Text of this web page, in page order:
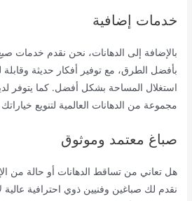
خدمات إضافية
بالإضافة إلى الدهانات، نحن نقدم خدمات
بأفضل الطرق، مع توفير أفكار حديثة
استغلال المساحة بشكل أفضل. كما يتوفر
مجموعة من الدهانات العالمية لتنويع
صباغ معتمد وموثوق
هل تعاني من تساقط الدهانات أو حالة من
نقدم لك صباغين وفنيين ذوي احترافية عالية